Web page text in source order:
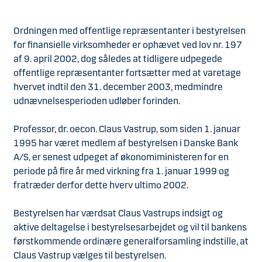
Ordningen med offentlige repræsentanter i bestyrelsen
for finansielle virksomheder er ophævet ved lov nr. 197
af 9. april 2002, dog således at tidligere udpegede
offentlige repræsentanter fortsætter med at varetage
hvervet indtil den 31. december 2003, medmindre
udnævnelsesperioden udløber forinden.
Professor, dr. oecon. Claus Vastrup, som siden 1. januar
1995 har været medlem af bestyrelsen i Danske Bank
A/S, er senest udpeget af økonomiministeren for en
periode på fire år med virkning fra 1. januar 1999 og
fratræder derfor dette hverv ultimo 2002.
Bestyrelsen har værdsat Claus Vastrups indsigt og
aktive deltagelse i bestyrelsesarbejdet og vil til bankens
førstkommende ordinære generalforsamling indstille, at
Claus Vastrup vælges til bestyrelsen.